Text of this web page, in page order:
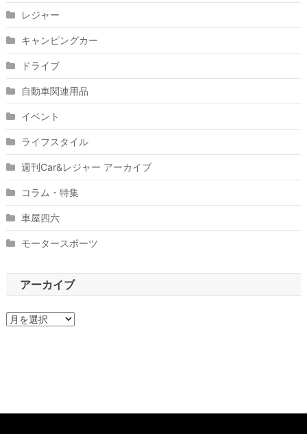
レジャー
キャンピングカー
ドライブ
自動車関連用品
イベント
ライフスタイル
週刊Car&レジャー アーカイブ
コラム・特集
車屋四六
モータースポーツ
アーカイブ
ア